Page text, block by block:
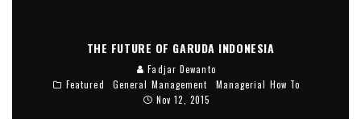
THE FUTURE OF GARUDA INDONESIA
Fadjar Dewanto
Featured
General Management
Managerial How To
Nov 12, 2015